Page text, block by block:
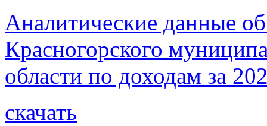
Аналитические данные
Красногорского
области по доходам за
скачать